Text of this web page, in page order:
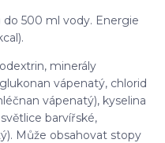
do 500 ml vody. Energie
minerály
vápenatý, chlorid
vápenatý), kyselina
barvířské,
Může obsahovat stopy